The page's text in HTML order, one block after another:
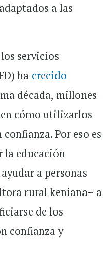
a las
servicios
ha crecido
década, millones
cómo utilizarlos
Por eso es
educación
a personas
rural keniana– a
de los
confianza y